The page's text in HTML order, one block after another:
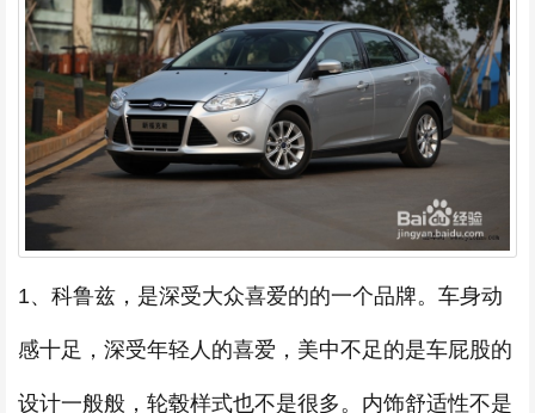
1、科鲁兹，是深受大众喜爱的的一个品牌。车身动
感十足，深受年轻人的喜爱，美中不足的是车屁股的
设计一般般，轮毂样式也不是很多。内饰舒适性不是